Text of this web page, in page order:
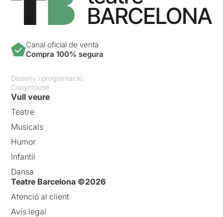
Canal oficial de venta
Compra 100% segura
Disseny i programació:
Copymouse
Vull veure
Teatre
Musicals
Humor
Infantil
Dansa
Teatre Barcelona ©2026
Atenció al client
Avís legal